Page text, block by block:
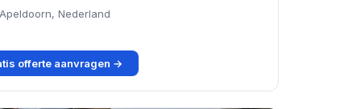
Nederland
offerte aanvragen →